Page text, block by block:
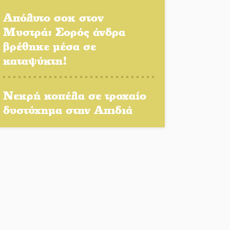
Η Σοχά ετοιμάζεται για ένα
δυναμικό καλοκαιρινό party
Ματάλειο Κολυμβητήριο την
εβδομάδα του
Απόλυτο σοκ στον
Μυστρά: Σορός άνδρα
βρέθηκε μέσα σε
καταψύκτη!
Νεκρή κοπέλα σε τροχαίο
δυστύχημα στην Απιδιά